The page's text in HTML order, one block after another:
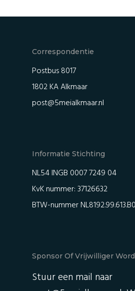
Correspondentie
Postbus 8017
1802 KA Alkmaar
post@5meialkmaar.nl
Informatie Stichting
NL54 INGB 0007 7249 04
KvK nummer: 37126632
BTW-nummer
Sponsor Of Vrijwilliger
Stuur een mail naar